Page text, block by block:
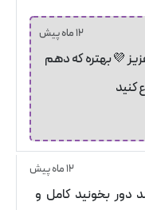
12 ماه پیش
💜بهتره که دهم
کنید
12 ماه پیش
دور بخونید کامل و